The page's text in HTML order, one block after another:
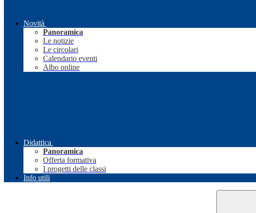
Novità
Panoramica
Le notizie
Le circolari
Calendario eventi
Albo online
Didattica
Panoramica
Offerta formativa
I progetti delle classi
Info utili